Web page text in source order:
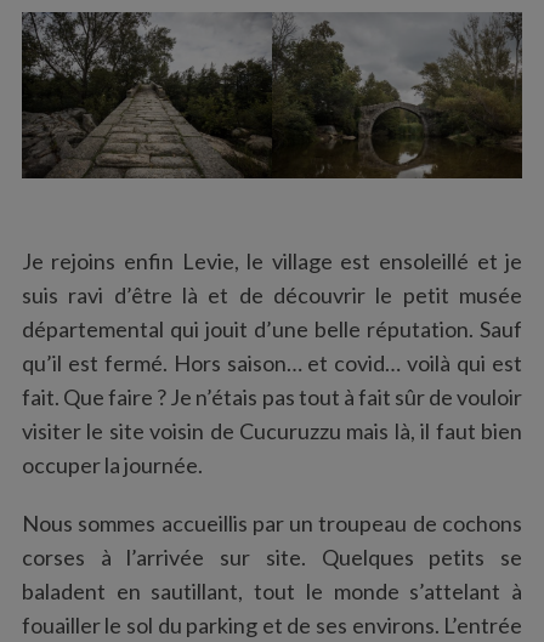
Je rejoins enfin Levie, le village est ensoleillé et je
suis ravi d’être là et de découvrir le petit musée
départemental qui jouit d’une belle réputation. Sauf
qu’il est fermé. Hors saison… et covid… voilà qui est
fait. Que faire ? Je n’étais pas tout à fait sûr de vouloir
visiter le site voisin de Cucuruzzu mais là, il faut bien
occuper la journée.
Nous sommes accueillis par un troupeau de cochons
corses à l’arrivée sur site. Quelques petits se
baladent en sautillant, tout le monde s’attelant à
fouailler le sol du parking et de ses environs. L’entrée